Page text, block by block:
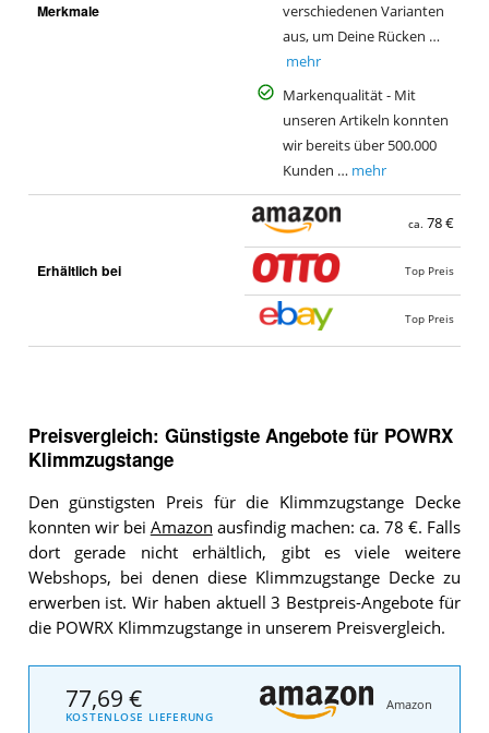
Merkmale
verschiedenen Varianten
aus, um Deine Rücken …
mehr
Markenqualität - Mit
unseren Artikeln konnten
wir bereits über 500.000
Kunden … mehr
Erhältlich bei
ca. 78 €
Top Preis
Top Preis
Preisvergleich: Günstigste Angebote für POWRX
Klimmzugstange
Den günstigsten Preis für die Klimmzugstange Decke
konnten wir bei Amazon ausfindig machen: ca. 78 €. Falls
dort gerade nicht erhältlich, gibt es viele weitere
Webshops, bei denen diese Klimmzugstange Decke zu
erwerben ist. Wir haben aktuell 3 Bestpreis-Angebote für
die POWRX Klimmzugstange in unserem Preisvergleich.
77,69 €
KOSTENLOSE LIEFERUNG
Amazon